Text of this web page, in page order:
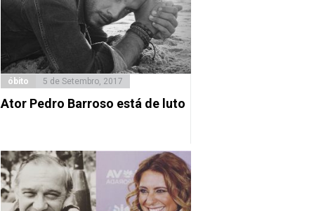
óbito 5 de Setembro, 2017
Ator Pedro Barroso está de luto